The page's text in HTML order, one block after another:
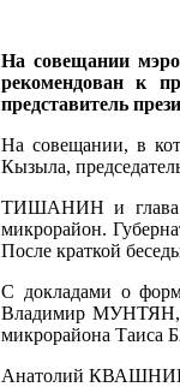
На совещании
рекомендован к
представитель
На совещании, в
Кызыла,
ТИШАНИН и глава
микрорайон.
После краткой
С докладами о
Владимир МУНТЯН,
микрорайона
Анатолий КВАШНИН